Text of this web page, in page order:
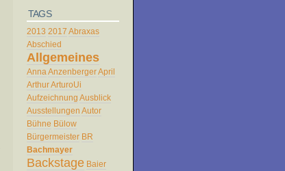
TAGS
2013 2017 Abraxas
Abschied
Allgemeines
Anna AnzenbergerApril
ArthurArturoUi
Aufzeichnung Ausblick
Ausstellungen Autor
Bühne Bülow
Bürgermeister BR
Bachmayer
Backstage Baier